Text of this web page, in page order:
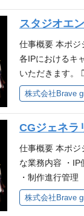
任しております
ります。 そこ
させるべく、部
いて 配属となる
C」等が実施す
す。 また、オフ
点＆各イベン
向けて最高なも
と今後のミッシ
スタジオ紹介
運営側との折衝
はそれに準ずる
育成（オンボ
ずれかの技術
に会話できる
るプロジェク
ミッション『80
持ち圧倒的スピ
ペクトしチーム
グループが運
デル・ステー
スタジオエ
仕事概要 本ポジ
各IPにおけるキ
いただきます。
キャプチャー、
理 等 ❐開発環
なるスキル・経
以下1つ以上の
ジオでの実務経
識 ・PA、MAな
などを利用し
・カメラマンの
編集経験(個人制
株式会社Brave
CGジェネラ
仕事概要 本ポ
な業務内容 ・IP
・制作進行管
や視聴者の記憶
す。 必要となる
株式会社Brave